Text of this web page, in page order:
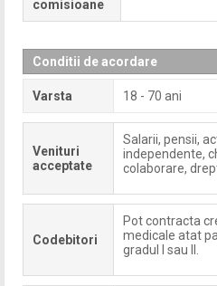
comisioane
Conditii de acordare
Varsta 18 - 70 ani
Venituri
acceptate
Salarii, pensii,
independente,
colaborare,
Codebitori
Pot contracta
medicale atat
gradul I sau II.